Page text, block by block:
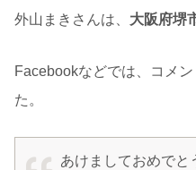
外山まきさんは、 大阪府堺
Facebookなどでは、コメン
た。
あけましておめでと